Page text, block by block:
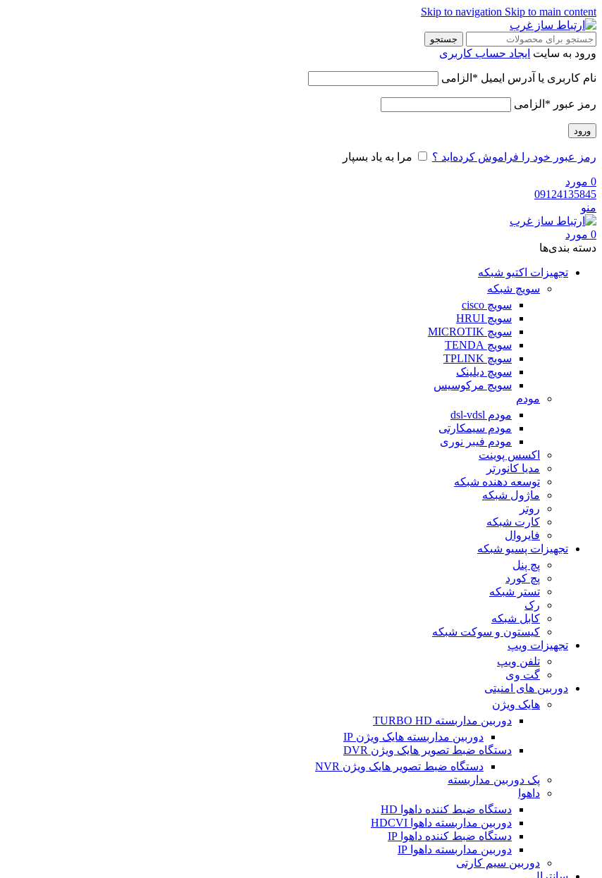
Skip to navigation Skip to main content
جستجو
ورود به سایت ایجاد حساب کاربری
نام کاربری یا آدرس ایمیل * الزامی
رمز عبور * الزامی
ورود
رمز عبور خود را فراموش کرده‌اید ؟ مرا به یاد بسپار
0 مورد
09124135845
منو
0 مورد
دسته‌ بندی‌ها
تجهیزات اکتیو شبکه
سویچ شبکه
سویچ cisco
سویچ HRUI
سویچ MICROTIK
سویچ TENDA
سویچ TPLINK
سویچ دیلینک
سویچ مرکوسیس
مودم
مودم dsl-vdsl
مودم سیمکارتی
مودم فیبر نوری
اکسس پوینت
مدیا کانورتر
توسعه دهنده شبکه
ماژول شبکه
روتر
کارت شبکه
فایروال
تجهیزات پسیو شبکه
پچ پنل
پچ کورد
تستر شبکه
رک
کابل شبکه
کیستون و سوکت شبکه
تجهیزات ویپ
تلفن ویپ
گت وی
دوربین های امنیتی
هایک ویژن
دوربین مداربسته TURBO HD
دوربین مداربسته هایک ویژن IP
دستگاه ضبط تصویر هایک ویژن DVR
دستگاه ضبط تصویر هایک ویژن NVR
پک دوربین مداربسته
داهوا
دستگاه ضبط کننده داهوا HD
دوربین مداربسته داهوا HDCVI
دستگاه ضبط کننده داهوا IP
دوربین مداربسته داهوا IP
دوربین سیم کارتی